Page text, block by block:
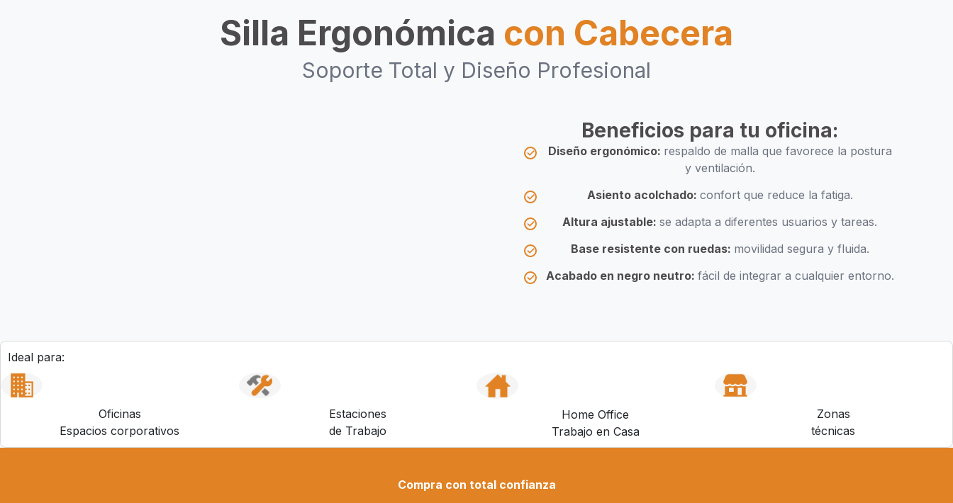
Silla Ergonómica con Cabecera
Soporte Total y Diseño Profesional
Beneficios para tu oficina:
Diseño ergonómico: respaldo de malla que favorece la postura
y ventilación.
Asiento acolchado: confort que reduce la fatiga.
Altura ajustable:se adapta a diferentes usuarios y tareas.
Base resistente con ruedas: movilidad segura y fluida.
Acabado en negro neutro: fácil de integrar a cualquier entorno.
Ideal para:
Oficinas
Espacios corporativos
Estaciones
de Trabajo
Home Office
Trabajo en Casa
Zonas
técnicas
Compra con total confianza